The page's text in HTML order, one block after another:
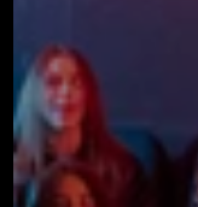
Nos